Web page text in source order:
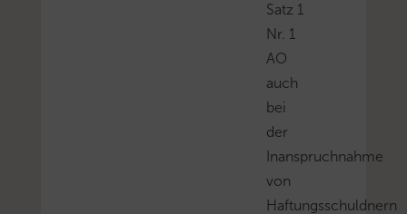
Satz 1
Nr. 1
AO
auch
bei
der
Inanspruchnahme
von
Haftungsschuldnern